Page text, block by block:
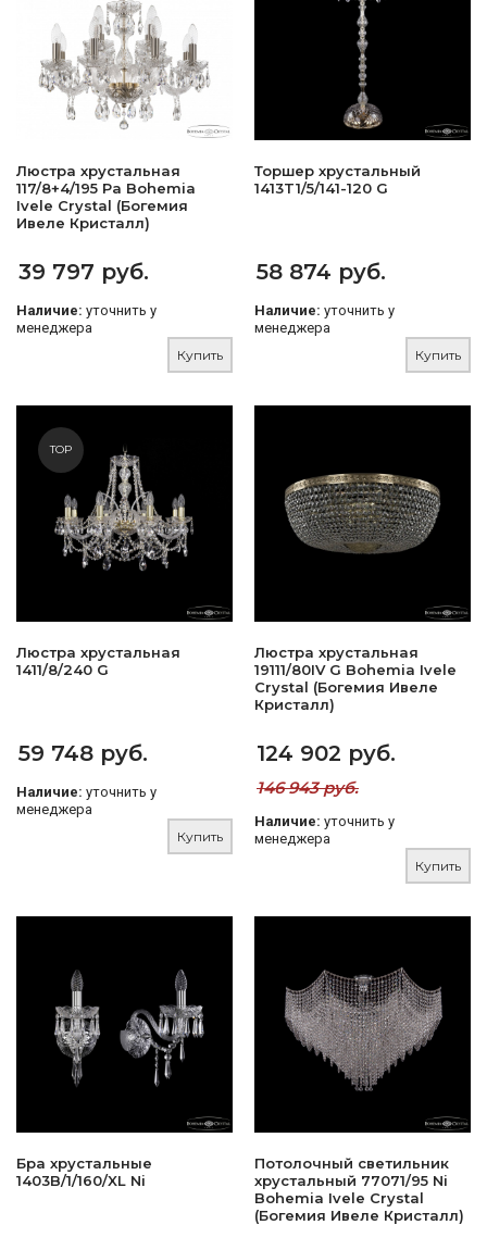
Люстра хрустальная
117/8+4/195 Pa Bohemia
Ivele Crystal (Богемия
Ивеле Кристалл)
39 797 руб.
Наличие: уточнить у
менеджера
Купить
Торшер хрустальный
1413T1/5/141-120 G
58 874 руб.
Наличие: уточнить у
менеджера
Купить
TOP
Люстра хрустальная
1411/8/240 G
59 748 руб.
Наличие: уточнить у
менеджера
Купить
Люстра хрустальная
19111/80IV G Bohemia Ivele
Crystal (Богемия Ивеле
Кристалл)
124 902 руб.
146 943 руб.
Наличие: уточнить у
менеджера
Купить
Бра хрустальные
1403B/1/160/XL Ni
Потолочный светильник
хрустальный 77071/95 Ni
Bohemia Ivele Crystal
(Богемия Ивеле Кристалл)